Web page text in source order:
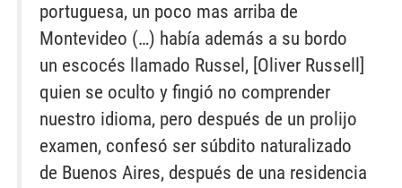
portuguesa, un poco mas arriba de
Montevideo (…) había además a su bordo
un escocés llamado Russel, [Oliver Russell]
quien se oculto y fingió no comprender
nuestro idioma, pero después de un prolijo
examen, confesó ser súbdito naturalizado
de Buenos Aires, después de una residencia